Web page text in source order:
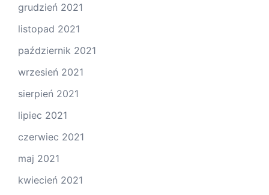
grudzień 2021
listopad 2021
październik 2021
wrzesień 2021
sierpień 2021
lipiec 2021
czerwiec 2021
maj 2021
kwiecień 2021